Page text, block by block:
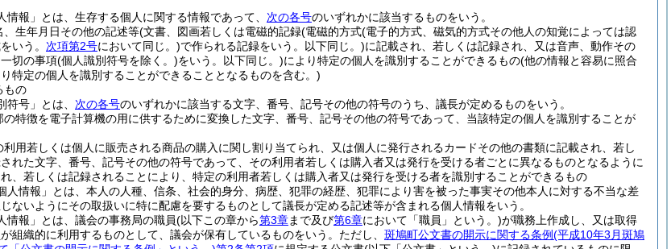
情報」とは、生存する個人に関する情報であって、 次の各号のいずれかに該当するものをいう。
生年月日その他の記述等(文書、図画若しくは電磁的記録(電磁的方式(電子的方式、磁気的方式その他人の知覚によっては認
いう。 次項第2号において同じ。)で作られる記録をいう。以下同じ。)に記載され、若しくは記録され、又は音声、動作その
切の事項(個人識別符号を除く。)をいう。以下同じ。)により特定の個人を識別することができるもの(他の情報と容易に照合
特定の個人を識別することができることとなるものを含む。)
もの
号」とは、 次の各号のいずれかに該当する文字、番号、記号その他の符号のうち、議長が定めるものをいう。
特徴を電子計算機の用に供するために変換した文字、番号、記号その他の符号であって、当該特定の個人を識別することが
用若しくは個人に販売される商品の購入に関し割り当てられ、又は個人に発行されるカードその他の書類に記載され、若し
れた文字、番号、記号その他の符号であって、その利用者若しくは購入者又は発行を受ける者ごとに異なるものとなるように
、若しくは記録されることにより、特定の利用者若しくは購入者又は発行を受ける者を識別することができるもの
人情報」とは、本人の人種、信条、社会的身分、病歴、犯罪の経歴、犯罪により害を被った事実その他本人に対する不当な差
ないようにその取扱いに特に配慮を要するものとして議長が定める記述等が含まれる個人情報をいう。
情報」とは、議会の事務局の職員(以下この章から第3章まで及び第6章において「職員」という。)が職務上作成し、又は取得
組織的に利用するものとして、議会が保有しているものをいう。 ただし、 斑鳩町公文書の開示に関する条例(平成10年3月斑鳩